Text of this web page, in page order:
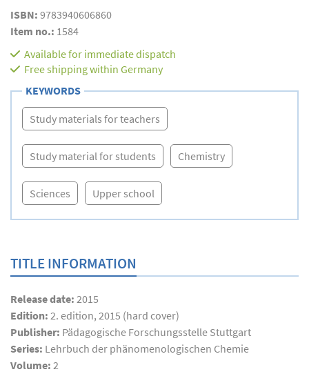
ISBN: 9783940606860
Item no.: 1584
Available for immediate dispatch
Free shipping within Germany
KEYWORDS
Study materials for teachers
Study material for students Chemistry
Sciences Upper school
TITLE INFORMATION
Release date: 2015
Edition: 2. edition, 2015 (hard cover)
Publisher: Pädagogische Forschungsstelle Stuttgart
Series: Lehrbuch der phänomenologischen Chemie
Volume: 2